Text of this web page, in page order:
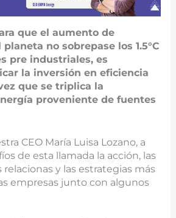
que el aumento de
no sobrepase los 1.5°C
pre industriales, es
la inversión en eficiencia
que se triplica la
proveniente de fuentes
CEO María Luisa Lozano, a
de esta llamada la acción, las
y las estrategias más
empresas junto con algunos